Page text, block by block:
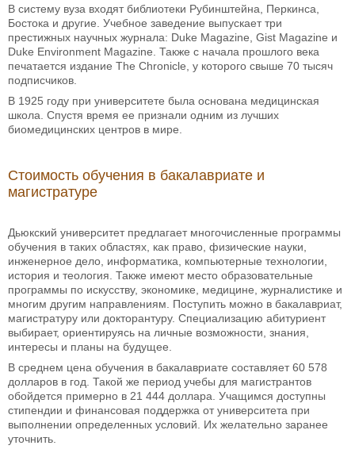
В систему вуза входят библиотеки Рубинштейна, Перкинса,
Бостока и другие. Учебное заведение выпускает три
престижных научных журнала: Duke Magazine, Gist Magazine и
Duke Environment Magazine. Также с начала прошлого века
печатается издание The Chronicle, у которого свыше 70 тысяч
подписчиков.
В 1925 году при университете была основана медицинская
школа. Спустя время ее признали одним из лучших
биомедицинских центров в мире.
Стоимость обучения в бакалавриате и
магистратуре
Дьюкский университет предлагает многочисленные программы
обучения в таких областях, как право, физические науки,
инженерное дело, информатика, компьютерные технологии,
история и теология. Также имеют место образовательные
программы по искусству, экономике, медицине, журналистике и
многим другим направлениям. Поступить можно в бакалавриат,
магистратуру или докторантуру. Специализацию абитуриент
выбирает, ориентируясь на личные возможности, знания,
интересы и планы на будущее.
В среднем цена обучения в бакалавриате составляет 60 578
долларов в год. Такой же период учебы для магистрантов
обойдется примерно в 21 444 доллара. Учащимся доступны
стипендии и финансовая поддержка от университета при
выполнении определенных условий. Их желательно заранее
уточнить.